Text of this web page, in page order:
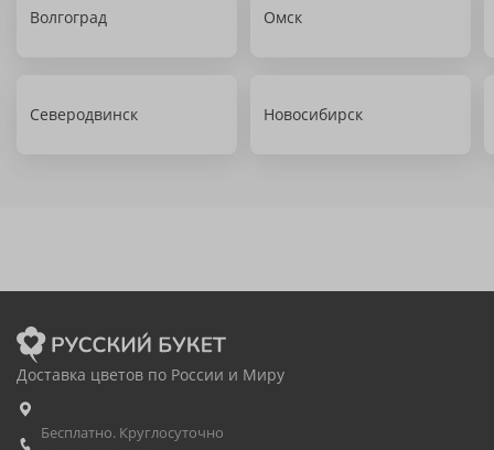
Волгоград Омск
Северодвинск Новосибирск
Доставка цветов по России и Миру
Бесплатно. Круглосуточно